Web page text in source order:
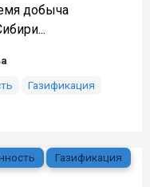
добыча
Газификация
Газификация